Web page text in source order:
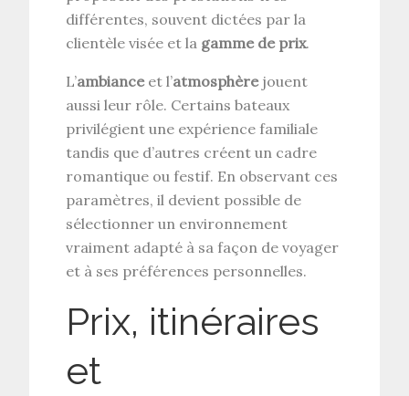
différentes, souvent dictées par la
clientèle visée et la gamme de prix.
L’ambianceet l’atmosphèrejouent
aussi leur rôle. Certains bateaux
privilégient une expérience familiale
tandis que d’autres créent un cadre
romantique ou festif. En observant ces
paramètres, il devient possible de
sélectionner un environnement
vraiment adapté à sa façon de voyager
et à ses préférences personnelles.
Prix, itinéraires
et